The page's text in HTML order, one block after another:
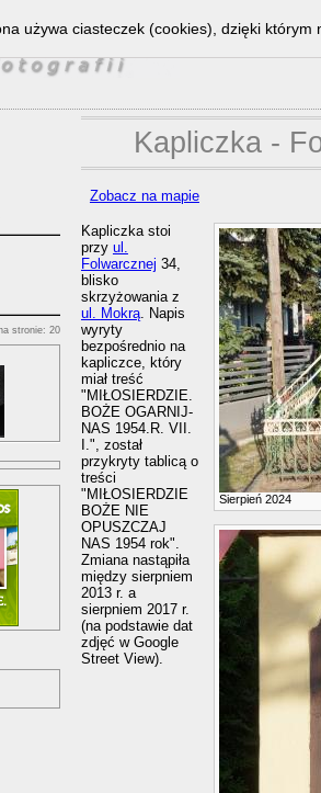
stronie: 20
Kapliczka -
Zobacz na mapie
Sierpień 2024
Kapliczka stoi
przy ul.
Folwarcznej 34,
blisko
skrzyżowania z
ul. Mokrą. Napis
wyryty
bezpośrednio na
kapliczce, który
miał treść
"MIŁOSIERDZIE.
BOŻE OGARNIJ-
NAS 1954.R. VII.
I.", został
przykryty tablicą o
treści
"MIŁOSIERDZIE
BOŻE NIE
OPUSZCZAJ
NAS 1954 rok".
Zmiana nastąpiła
między sierpniem
2013 r. a
sierpniem 2017 r.
(na podstawie dat
zdjęć w Google
Street View).
używa ciasteczek (cookies), dzięki którym